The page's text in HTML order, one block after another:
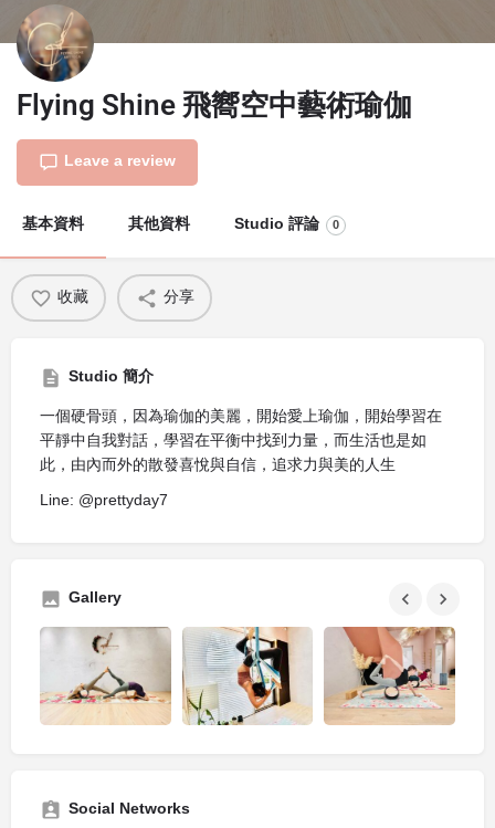
Flying Shine 飛嚮空中藝術瑜伽
Leave a review
基本資料 其他資料 Studio 評論 0
收藏 分享
Studio 簡介
一個硬骨頭，因為瑜伽的美麗，開始愛上瑜伽，開始學習在
平靜中自我對話，學習在平衡中找到力量，而生活也是如
此，由內而外的散發喜悅與自信，追求力與美的人生
Line: @prettyday7
Gallery
Social Networks